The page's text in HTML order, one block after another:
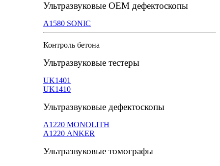
Ультразвуковые ОЕМ дефектоскопы
A1580 SONIC
Контроль бетона
Ультразвуковые тестеры
UK1401
UK1410
Ультразвуковые дефектоскопы
А1220 MONOLITH
А1220 ANKER
Ультразвуковые томографы